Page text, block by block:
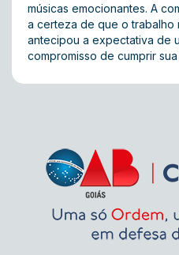
músicas emocionantes. A
a certeza de que o trabalho
antecipou a expectativa de
compromisso de cumprir